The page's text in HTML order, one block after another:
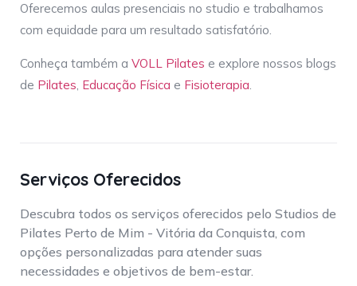
Oferecemos aulas presenciais no studio e trabalhamos
com equidade para um resultado satisfatório.
Conheça também a VOLL Pilates e explore nossos blogs
de Pilates Educação Física e Fisioterapia
Serviços Oferecidos
Descubra todos os serviços oferecidos pelo Studios de
Pilates Perto de Mim - Vitória da Conquista, com
opções personalizadas para atender suas
necessidades e objetivos de bem-estar.